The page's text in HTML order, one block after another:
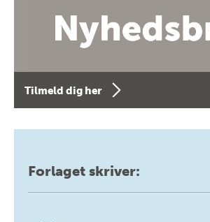
Tilmeld dig her
Forlaget skriver: